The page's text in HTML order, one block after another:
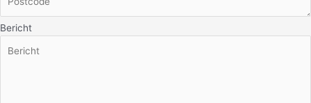
Bericht